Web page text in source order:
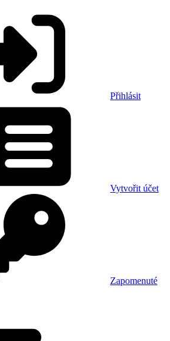
Přihlásit
Vytvořit účet
Zapomenuté